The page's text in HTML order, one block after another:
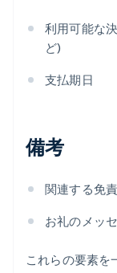
利用可能な
ど)
支払期日
備考
関連する免
お礼のメッ
これらの要素を